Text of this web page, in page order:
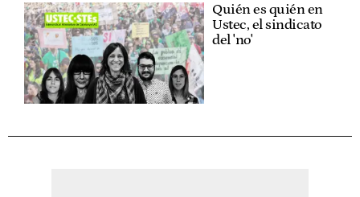
Quién es quién en
Ustec, el sindicato
del 'no'